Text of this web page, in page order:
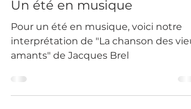
Laura Lago
1 min de lecture
Un été en musique
Pour un été en musique, voici notre
interprétation de "La chanson des